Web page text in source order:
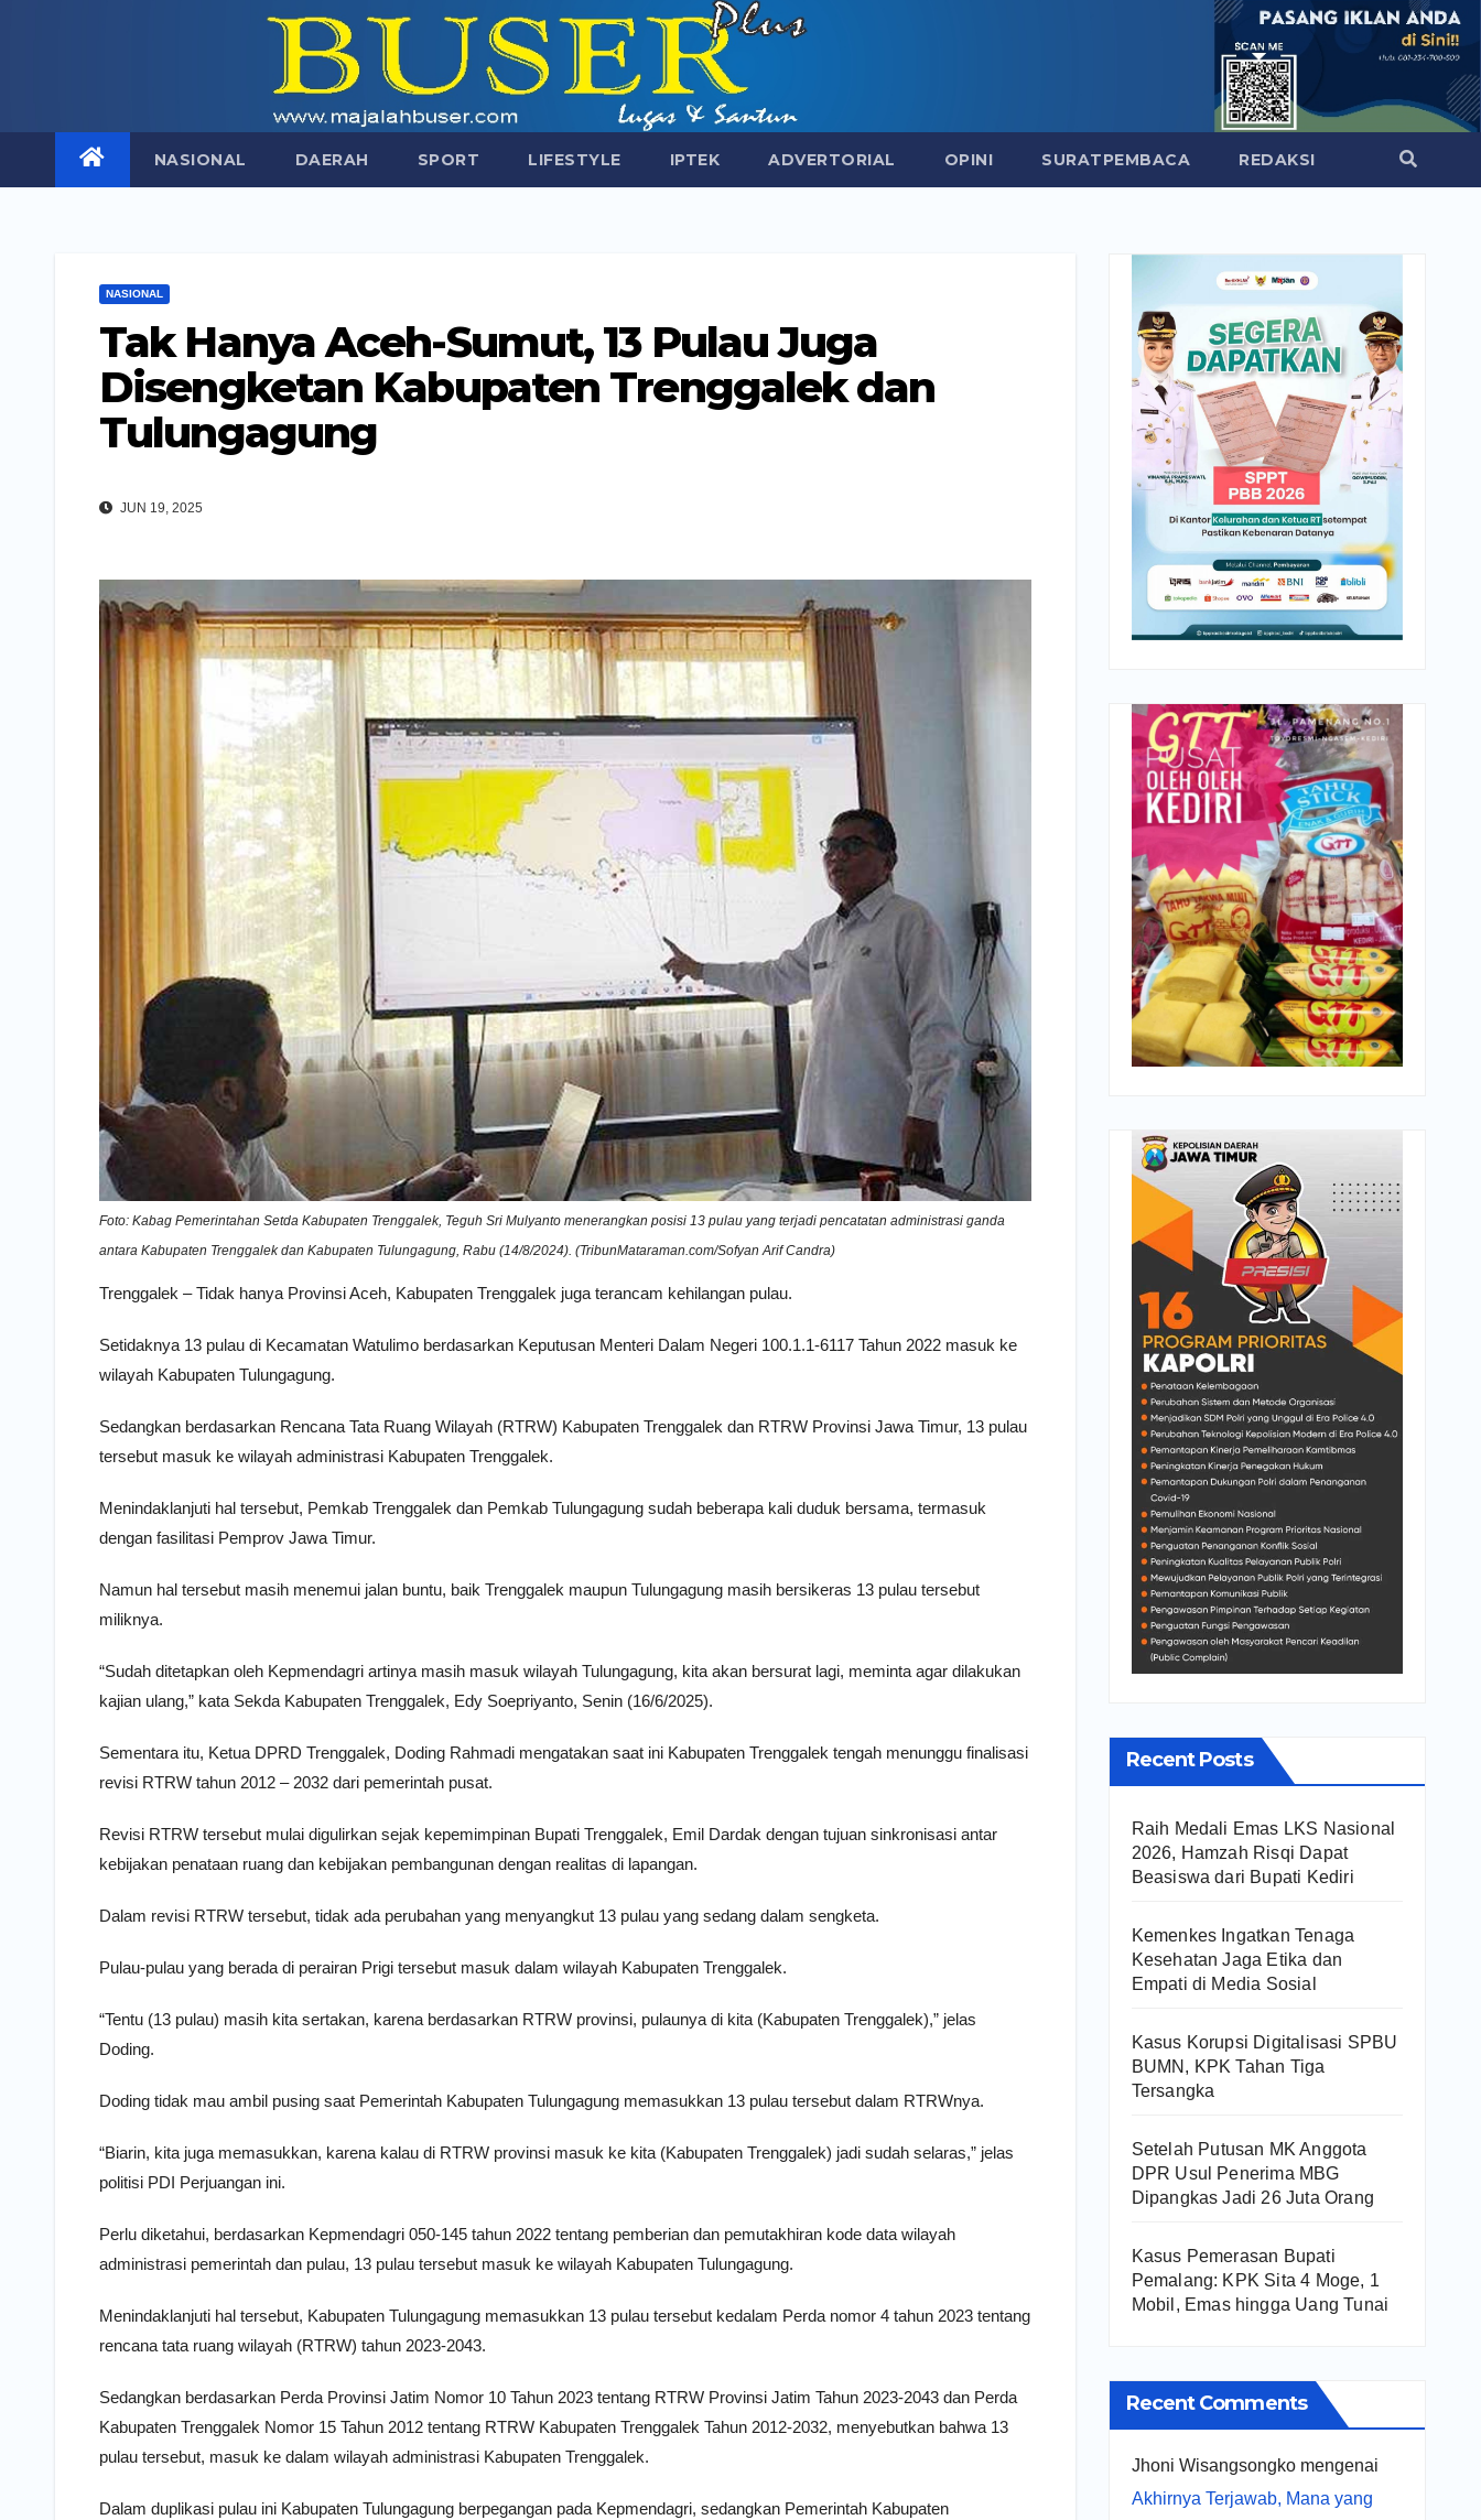
NASIONAL DAERAH SPORT LIFESTYLE IPTEK ADVERTORIAL OPINI SURATPEMBACA REDAKSI
NASIONAL
Tak Hanya Aceh-Sumut, 13 Pulau Juga
Disengketan Kabupaten Trenggalek dan
Tulungagung
JUN 19, 2025
Foto: Kabag Pemerintahan Setda Kabupaten Trenggalek, Teguh Sri Mulyanto menerangkan posisi 13 pulau yang terjadi pencatatan administrasi ganda
antara Kabupaten Trenggalek dan Kabupaten Tulungagung, Rabu (14/8/2024). (TribunMataraman.com/Sofyan Arif Candra)
Trenggalek – Tidak hanya Provinsi Aceh, Kabupaten Trenggalek juga terancam kehilangan pulau.
Setidaknya 13 pulau di Kecamatan Watulimo berdasarkan Keputusan Menteri Dalam Negeri 100.1.1-6117 Tahun 2022 masuk ke
wilayah Kabupaten Tulungagung.
Sedangkan berdasarkan Rencana Tata Ruang Wilayah (RTRW) Kabupaten Trenggalek dan RTRW Provinsi Jawa Timur, 13 pulau
tersebut masuk ke wilayah administrasi Kabupaten Trenggalek.
Menindaklanjuti hal tersebut, Pemkab Trenggalek dan Pemkab Tulungagung sudah beberapa kali duduk bersama, termasuk
dengan fasilitasi Pemprov Jawa Timur.
Namun hal tersebut masih menemui jalan buntu, baik Trenggalek maupun Tulungagung masih bersikeras 13 pulau tersebut
miliknya.
“Sudah ditetapkan oleh Kepmendagri artinya masih masuk wilayah Tulungagung, kita akan bersurat lagi, meminta agar dilakukan
kajian ulang,” kata Sekda Kabupaten Trenggalek, Edy Soepriyanto, Senin (16/6/2025).
Sementara itu, Ketua DPRD Trenggalek, Doding Rahmadi mengatakan saat ini Kabupaten Trenggalek tengah menunggu finalisasi
revisi RTRW tahun 2012 – 2032 dari pemerintah pusat.
Revisi RTRW tersebut mulai digulirkan sejak kepemimpinan Bupati Trenggalek, Emil Dardak dengan tujuan sinkronisasi antar
kebijakan penataan ruang dan kebijakan pembangunan dengan realitas di lapangan.
Dalam revisi RTRW tersebut, tidak ada perubahan yang menyangkut 13 pulau yang sedang dalam sengketa.
Pulau-pulau yang berada di perairan Prigi tersebut masuk dalam wilayah Kabupaten Trenggalek.
“Tentu (13 pulau) masih kita sertakan, karena berdasarkan RTRW provinsi, pulaunya di kita (Kabupaten Trenggalek),” jelas
Doding.
Doding tidak mau ambil pusing saat Pemerintah Kabupaten Tulungagung memasukkan 13 pulau tersebut dalam RTRWnya.
“Biarin, kita juga memasukkan, karena kalau di RTRW provinsi masuk ke kita (Kabupaten Trenggalek) jadi sudah selaras,” jelas
politisi PDI Perjuangan ini.
Perlu diketahui, berdasarkan Kepmendagri 050-145 tahun 2022 tentang pemberian dan pemutakhiran kode data wilayah
administrasi pemerintah dan pulau, 13 pulau tersebut masuk ke wilayah Kabupaten Tulungagung.
Menindaklanjuti hal tersebut, Kabupaten Tulungagung memasukkan 13 pulau tersebut kedalam Perda nomor 4 tahun 2023 tentang
rencana tata ruang wilayah (RTRW) tahun 2023-2043.
Sedangkan berdasarkan Perda Provinsi Jatim Nomor 10 Tahun 2023 tentang RTRW Provinsi Jatim Tahun 2023-2043 dan Perda
Kabupaten Trenggalek Nomor 15 Tahun 2012 tentang RTRW Kabupaten Trenggalek Tahun 2012-2032, menyebutkan bahwa 13
pulau tersebut, masuk ke dalam wilayah administrasi Kabupaten Trenggalek.
Dalam duplikasi pulau ini Kabupaten Tulungagung berpegangan pada Kepmendagri, sedangkan Pemerintah Kabupaten
Recent Posts
Raih Medali Emas LKS Nasional
2026, Hamzah Risqi Dapat
Beasiswa dari Bupati Kediri
Kemenkes Ingatkan Tenaga
Kesehatan Jaga Etika dan
Empati di Media Sosial
Kasus Korupsi Digitalisasi SPBU
BUMN, KPK Tahan Tiga
Tersangka
Setelah Putusan MK Anggota
DPR Usul Penerima MBG
Dipangkas Jadi 26 Juta Orang
Kasus Pemerasan Bupati
Pemalang: KPK Sita 4 Moge, 1
Mobil, Emas hingga Uang Tunai
Recent Comments
Jhoni Wisangsongkomengenai
Akhirnya Terjawab, Mana yang